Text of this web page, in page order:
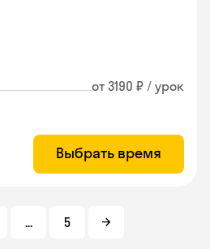
от 3190 ₽ / урок
Выбрать время
... 5